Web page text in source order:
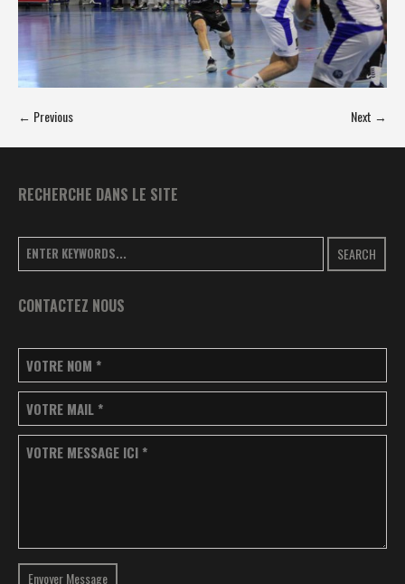
← Previous Next →
RECHERCHE DANS LE SITE
SEARCH
CONTACTEZ NOUS
VOTRE NOM *
VOTRE MAIL *
VOTRE MESSAGE ICI *
Envoyer Message